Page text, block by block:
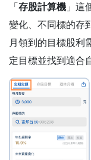
「存股計算機 」這
變化、不同標的存
月領到的目標股利
定目標並找到適合